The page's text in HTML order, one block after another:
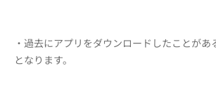
・過去にアプリをダウンロードしたことが
となります。